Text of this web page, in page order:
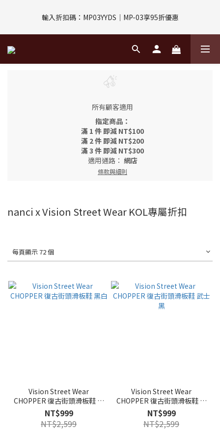
金
輸入折扣碼：MP03YYDS｜MP-03享95折優惠
指定付款方式｜即享2%回饋(信用卡、APPLE PAY、LINE PAY)
評價回饋｜訂單完成後7天內填寫5字以上評價，即可獲得$30購物
所有顧客適用
指定商品：
滿 1 件 即減 NT$100
滿 2 件 即減 NT$200
滿 3 件 即減 NT$300
適用通路： 網店
條款與細則
nanci x Vision Street Wear KOL專屬折扣
每頁顯示 72 個
Vision Street Wear
CHOPPER 復古街頭滑板鞋 黑
白
NT$999
NT$2,599
Vision Street Wear
CHOPPER 復古街頭滑板鞋 武
士黑
NT$999
NT$2,599